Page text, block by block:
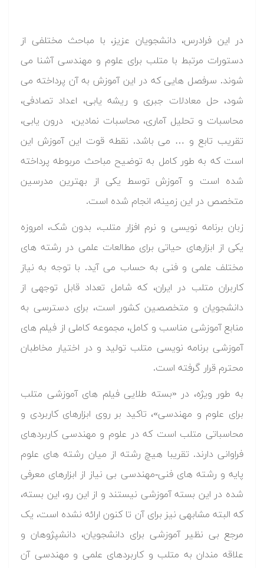
در این فرادرس، دانشجویان عزیز، با مباحث مختلفی از
دستورات مرتبط با متلب برای علوم و مهندسی آشنا می
شوند. سرفصل هایی که در این آموزش به آن پرداخته می
شود، حل معادلات جبری و ریشه یابی، اعداد تصادفی،
محاسبات و تحلیل آماری، محاسبات نمادین، درون یابی،
تقریب تابع و … می باشد. نقطه قوت این آموزش این
است که به طور کامل به توضیح مباحث مربوطه پرداخته
شده است و آموزش توسط یکی از بهترین مدرسین
متخصص در این زمینه، انجام شده است.
زبان برنامه نویسی و نرم افزار متلب، بدون شک، امروزه
یکی از ابزارهای حیاتی برای مطالعات علمی در رشته های
مختلف علمی و فنی به حساب می آید. با توجه به نیاز
کاربران متلب در ایران، که شامل تعداد قابل توجهی از
دانشجویان و متخصصین کشور است، برای دسترسی به
منابع آموزشی مناسب و کامل، مجموعه کاملی از فیلم های
آموزشی برنامه نویسی متلب تولید و در اختیار مخاطبان
محترم قرار گرفته است.
به طور ویژه، در «بسته طلایی فیلم های آموزشی متلب
برای علوم و مهندسی»، تاکید بر روی ابزارهای کاربردی و
محاسباتی متلب است که در علوم و مهندسی کاربردهای
فراوانی دارند. تقریبا هیچ رشته از میان رشته های علوم
پایه و رشته های فنی-مهندسی بی نیاز از ابزارهای معرفی
شده در این بسته آموزشی نیستند و از این رو، این بسته،
که البته مشابهی نیز برای آن تا کنون ارائه نشده است، یک
مرجع بی نظیر آموزشی برای دانشجویان، دانشپژوهان و
علاقه مندان به متلب و کاربردهای علمی و مهندسی آن